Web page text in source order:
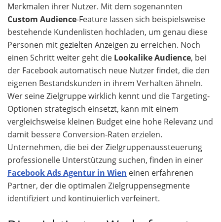
Merkmalen ihrer Nutzer. Mit dem sogenannten
Custom Audience-Feature lassen sich beispielsweise
bestehende Kundenlisten hochladen, um genau diese
Personen mit gezielten Anzeigen zu erreichen. Noch
einen Schritt weiter geht die Lookalike Audience, bei
der Facebook automatisch neue Nutzer findet, die den
eigenen Bestandskunden in ihrem Verhalten ähneln.
Wer seine Zielgruppe wirklich kennt und die Targeting-
Optionen strategisch einsetzt, kann mit einem
vergleichsweise kleinen Budget eine hohe Relevanz und
damit bessere Conversion-Raten erzielen.
Unternehmen, die bei der Zielgruppenaussteuerung
professionelle Unterstützung suchen, finden in einer
Facebook Ads Agentur in Wien einen erfahrenen
Partner, der die optimalen Zielgruppensegmente
identifiziert und kontinuierlich verfeinert.